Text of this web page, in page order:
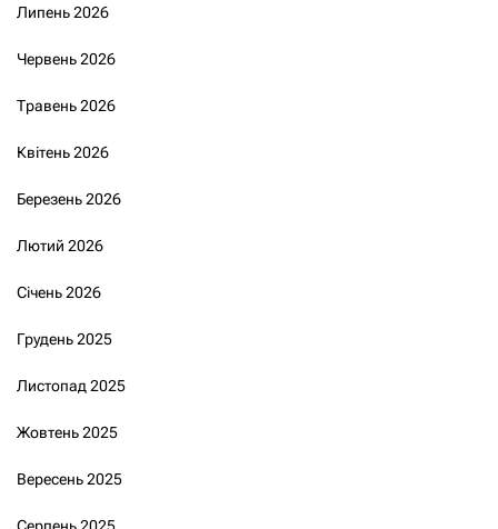
Липень 2026
Червень 2026
Травень 2026
Квітень 2026
Березень 2026
Лютий 2026
Січень 2026
Грудень 2025
Листопад 2025
Жовтень 2025
Вересень 2025